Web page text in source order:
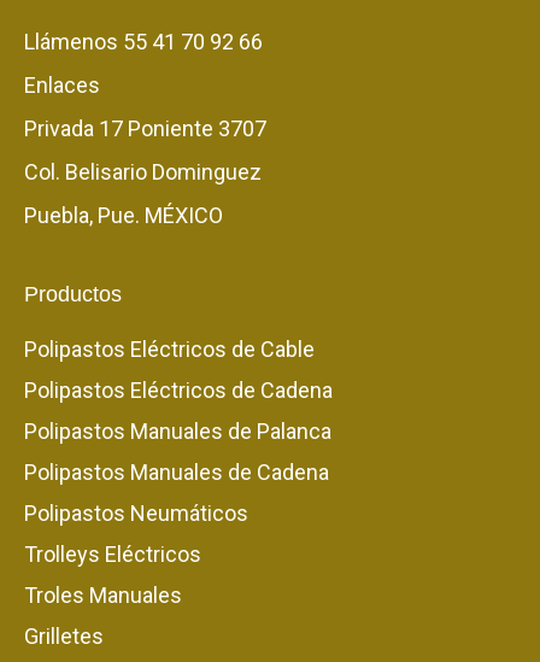
Llámenos 55 41 70 92 66
Enlaces
Privada 17 Poniente 3707
Col. Belisario Dominguez
Puebla, Pue. MÉXICO
Productos
Polipastos Eléctricos de Cable
Polipastos Eléctricos de Cadena
Polipastos Manuales de Palanca
Polipastos Manuales de Cadena
Polipastos Neumáticos
Trolleys Eléctricos
Troles Manuales
Grilletes